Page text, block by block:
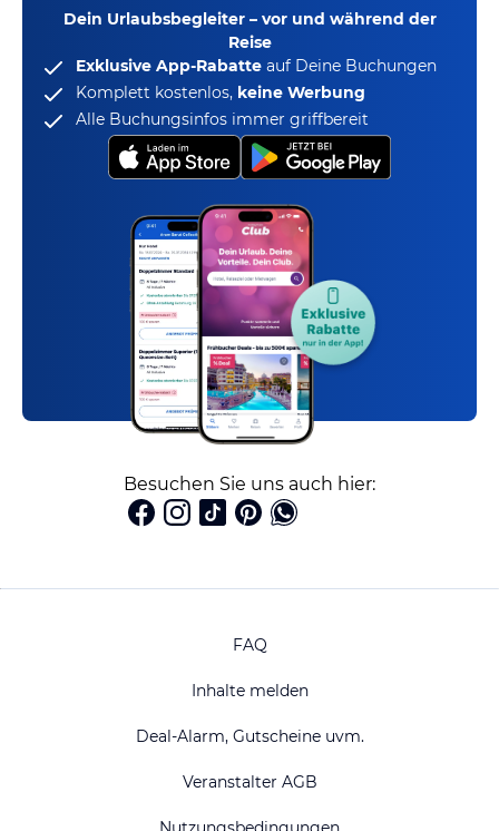
Dein Urlaubsbegleiter – vor und während der
Reise
Exklusive App-Rabatte auf Deine Buchungen
Komplett kostenlos, keine Werbung
Alle Buchungsinfos immer griffbereit
Besuchen Sie uns auch hier:
FAQ
Inhalte melden
Deal-Alarm, Gutscheine uvm.
Veranstalter AGB